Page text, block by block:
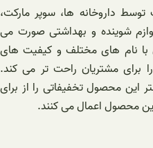
داروخانه ها، سوپر مارکت،
شوینده و بهداشتی صورت می
با نام های مختلف و کیفیت های
برای مشتریان راحت تر می کند.
این محصول تخفیفاتی را از برای
محصول اعمال می کنند.